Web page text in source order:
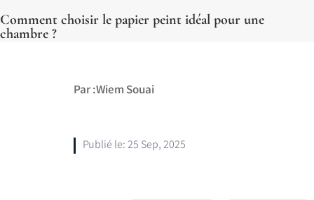
Comment choisir le papier peint idéal pour une
chambre ?
Par :Wiem Souai
Publié le: 25 Sep, 2025